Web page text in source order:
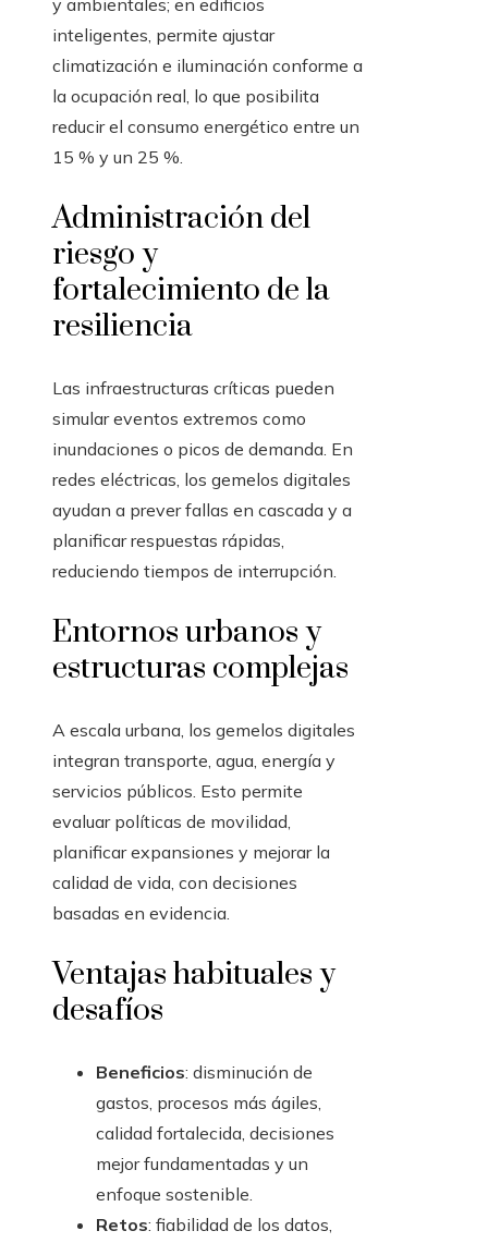
y ambientales; en edificios
inteligentes, permite ajustar
climatización e iluminación conforme a
la ocupación real, lo que posibilita
reducir el consumo energético entre un
15 % y un 25 %.
Administración del
riesgo y
fortalecimiento de la
resiliencia
Las infraestructuras críticas pueden
simular eventos extremos como
inundaciones o picos de demanda. En
redes eléctricas, los gemelos digitales
ayudan a prever fallas en cascada y a
planificar respuestas rápidas,
reduciendo tiempos de interrupción.
Entornos urbanos y
estructuras complejas
A escala urbana, los gemelos digitales
integran transporte, agua, energía y
servicios públicos. Esto permite
evaluar políticas de movilidad,
planificar expansiones y mejorar la
calidad de vida, con decisiones
basadas en evidencia.
Ventajas habituales y
desafíos
Beneficios: disminución de
gastos, procesos más ágiles,
calidad fortalecida, decisiones
mejor fundamentadas y un
enfoque sostenible.
Retos: fiabilidad de los datos,